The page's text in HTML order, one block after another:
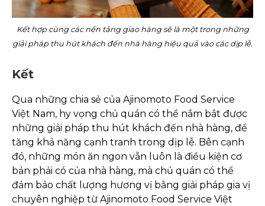
Kết hợp cùng các nền tảng giao hàng sẽ là một trong những
giải pháp thu hút khách đến nhà hàng hiệu quả vào các dịp lễ.
Kết
Qua những chia sẻ của Ajinomoto Food Service
Việt Nam, hy vọng chủ quán có thể nắm bắt được
những giải pháp thu hút khách đến nhà hàng, để
tăng khả năng cạnh tranh trong dịp lễ. Bên cạnh
đó, những món ăn ngon vẫn luôn là điều kiện cơ
bản phải có của nhà hàng, mà chủ quán có thể
đảm bảo chất lượng hương vị bằng giải pháp gia vị
chuyên nghiệp từ Ajinomoto Food Service Việt